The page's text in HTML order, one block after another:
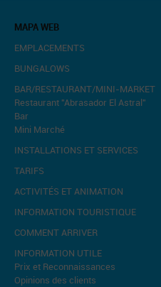
MAPA WEB
EMPLACEMENTS
BUNGALOWS
BAR/RESTAURANT/MINI-MARKET
Restaurant "Abrasador El Astral"
Bar
Mini Marché
INSTALLATIONS ET SERVICES
TARIFS
ACTIVITÉS ET ANIMATION
INFORMATION TOURISTIQUE
COMMENT ARRIVER
INFORMATION UTILE
Prix et Reconnaissances
Opinions des clients